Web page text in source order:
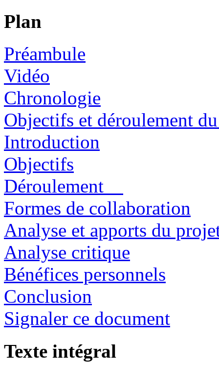
Plan
Préambule
Vidéo
Chronologie
Objectifs et déroulement
Introduction
Objectifs
Déroulement
Formes de collaboration
Analyse et apports du
Analyse critique
Bénéfices personnels
Conclusion
Signaler ce document
Texte intégral